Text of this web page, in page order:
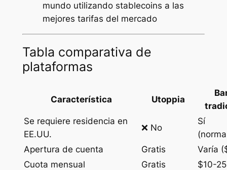
mundo utilizando stablecoins a las
mejores tarifas del mercado
Tabla comparativa de
plataformas
Característica Utoppia
Se requiere residencia en
EE.UU.
❌ No
Sí
Apertura de cuenta
Gratis
Varía
Cuota mensual
Gratis $10-25